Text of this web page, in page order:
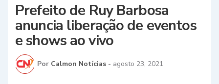
Prefeito de Ruy Barbosa
anuncia liberação de eventos
e shows ao vivo
Por Calmon Notícias - agosto 23, 2021